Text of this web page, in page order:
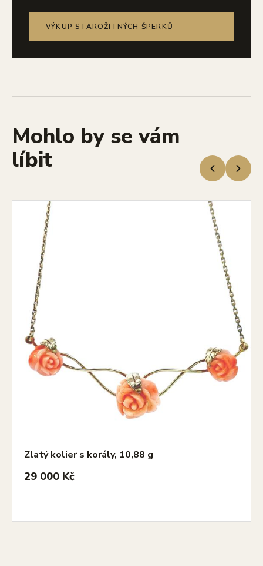
VÝKUP STAROŽITNÝCH ŠPERKŮ
Mohlo by se vám
líbit
Zlatý kolier s korály, 10,88 g
29 000 Kč